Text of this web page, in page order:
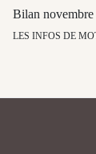
Bilan novembre
LES INFOS DE